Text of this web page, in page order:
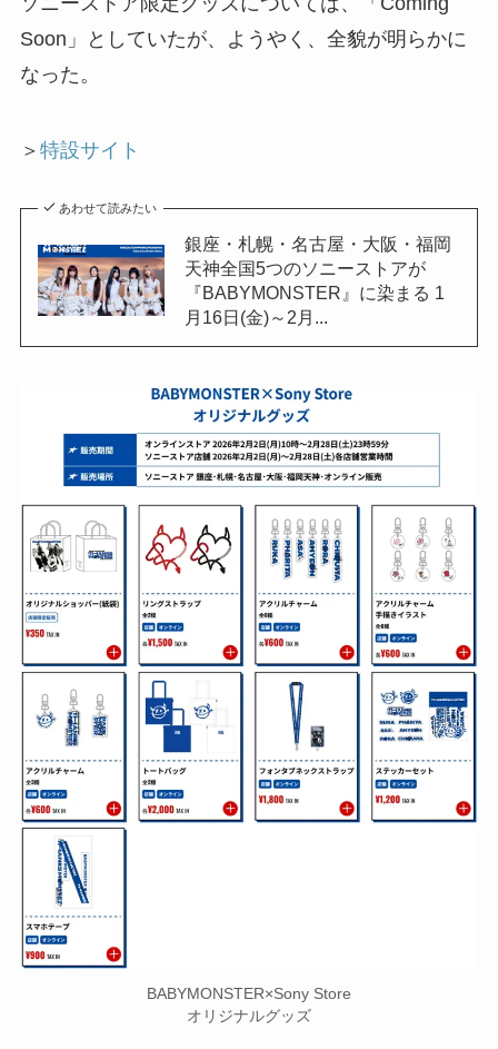
Soon」としていたが、ようやく、全貌が明らかに
なった。
＞ 特設サイト
あわせて読みたい
銀座・札幌・名古屋・大阪・福岡
天神全国5つのソニーストアが
『BABYMONSTER』に染まる 1
月16日(金)～2月...
BABYMONSTER×Sony Store
オリジナルグッズ